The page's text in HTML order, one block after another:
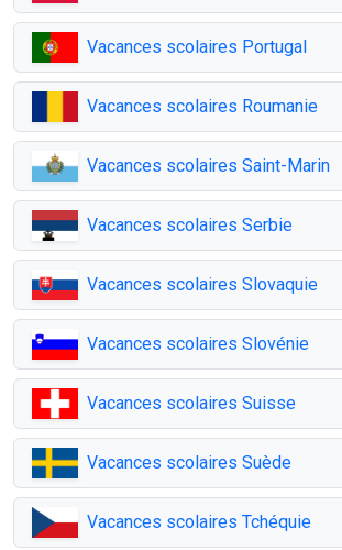
Vacances scolaires Portugal
Vacances scolaires Roumanie
Vacances scolaires Saint-Marin
Vacances scolaires Serbie
Vacances scolaires Slovaquie
Vacances scolaires Slovénie
Vacances scolaires Suisse
Vacances scolaires Suède
Vacances scolaires Tchéquie